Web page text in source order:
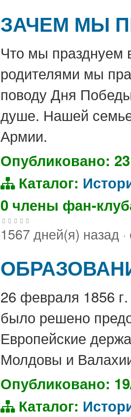
ЗАЧЕМ МЫ
Что мы празднуем
родителями мы
поводу Дня
душе. Нашей семье
Армии.
Опубликовано:
Каталог:
0 члены фан-
1567 дней(я) назад ·
26 февраля 1856
было решено
Европейские
Молдовы и
Опубликовано:
Каталог: